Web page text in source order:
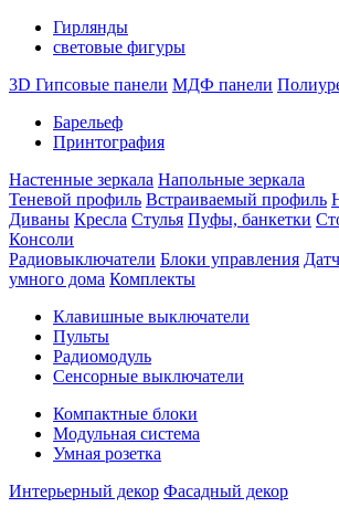
Гирлянды
световые фигуры
3D Гипсовые панели МДФ панели
Барельеф
Принтография
Настенные зеркала Напольные зеркала
Теневой профиль Встраиваемый профиль
Диваны Кресла Стулья Пуфы, банкетки
Консоли
Радиовыключатели Блоки управления
умного дома Комплекты
Клавишные выключатели
Пульты
Радиомодуль
Сенсорные выключатели
Компактные блоки
Модульная система
Умная розетка
Интерьерный декор Фасадный декор